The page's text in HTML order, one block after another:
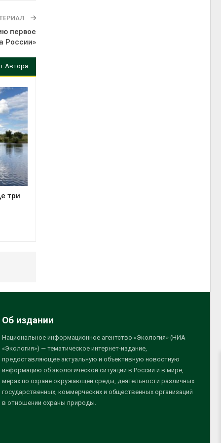
первое
России»
Автора
три
Об издании
Национальное информационное агентство «Экология» (НИА
«Экология») — тематическое интернет-издание,
предоставляющее актуальную и объективную новостную
информацию об экологической ситуации в России и в мире,
мерах по охране окружающей среды, деятельности различных
государственных, коммерческих и общественных организаций
в отношении охраны природы.